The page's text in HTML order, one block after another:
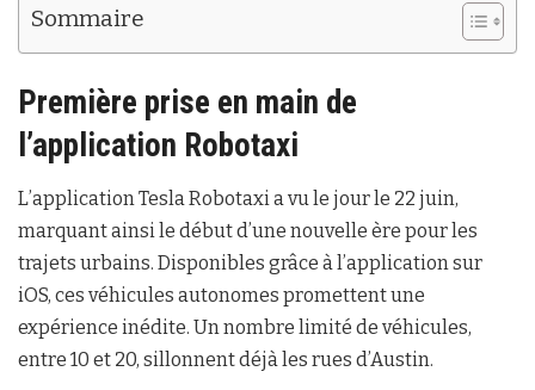
Sommaire
Première prise en main de
l’application Robotaxi
L’application Tesla Robotaxi a vu le jour le 22 juin,
marquant ainsi le début d’une nouvelle ère pour les
trajets urbains. Disponibles grâce à l’application sur
iOS, ces véhicules autonomes promettent une
expérience inédite. Un nombre limité de véhicules,
entre 10 et 20, sillonnent déjà les rues d’Austin.